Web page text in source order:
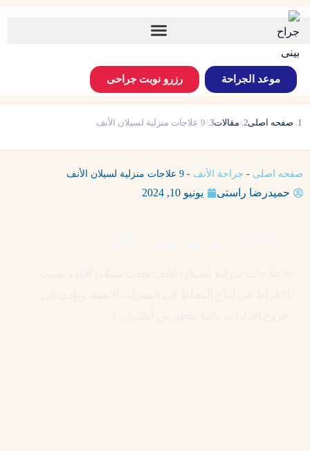
موعد الجراحة رزرو نوبت جراحی
صفحه اصلی مقالات 9 علاجات منزلية لسيلان الأنف
صفحه اصلی - جراحة الأنف - 9 علاجات منزلية لسيلان الأنف
حمیدرضا راستی يونيو 10, 2024